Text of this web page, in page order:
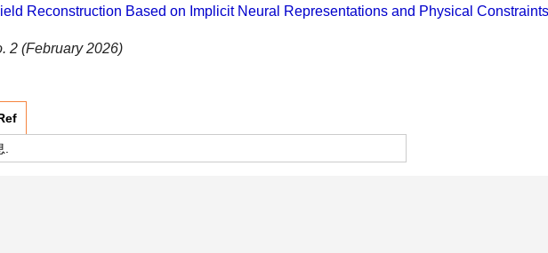
Reconstruction Based on Implicit Neural Representations and Physical Constraints
2 (February 2026)
.